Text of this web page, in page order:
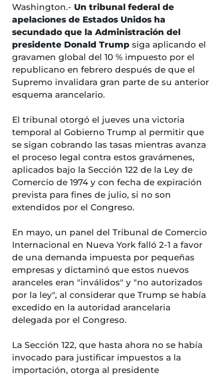
Washington.- Un tribunal federal de
apelaciones de Estados Unidos ha
secundado que la Administración del
presidente Donald Trump siga aplicando el
gravamen global del 10 % impuesto por el
republicano en febrero después de que el
Supremo invalidara gran parte de su anterior
esquema arancelario.
El tribunal otorgó el jueves una victoria
temporal al Gobierno Trump al permitir que
se sigan cobrando las tasas mientras avanza
el proceso legal contra estos gravámenes,
aplicados bajo la Sección 122 de la Ley de
Comercio de 1974 y con fecha de expiración
prevista para fines de julio, si no son
extendidos por el Congreso.
En mayo, un panel del Tribunal de Comercio
Internacional en Nueva York falló 2-1 a favor
de una demanda impuesta por pequeñas
empresas y dictaminó que estos nuevos
aranceles eran "inválidos" y "no autorizados
por la ley", al considerar que Trump se había
excedido en la autoridad arancelaria
delegada por el Congreso.
La Sección 122, que hasta ahora no se había
invocado para justificar impuestos a la
importación, otorga al presidente